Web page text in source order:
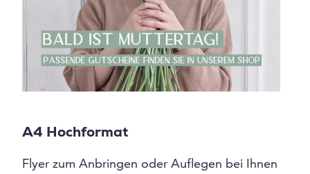
A4 Hochformat
Flyer zum Anbringen oder Auflegen bei Ihnen